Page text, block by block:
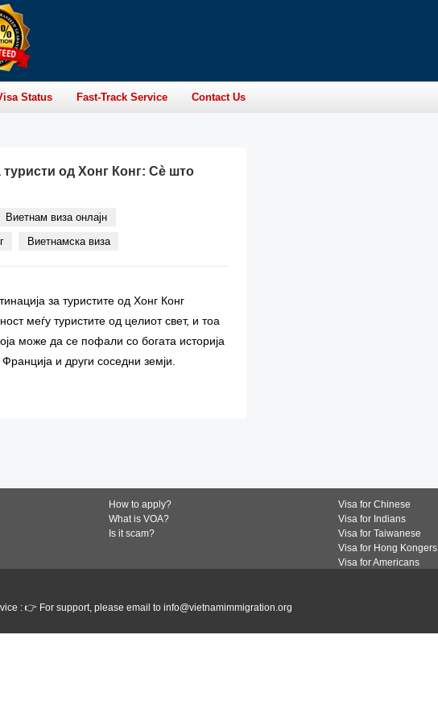
Status Fast-Track Service Contact Us
туристи од Хонг Конг: Сè што
Виетнам виза онлајн
Виетнамска виза
за туристите од Хонг Конг
меѓу туристите од целиот свет, и тоа
може да се пофали со богата историја
и други соседни земји.
How to apply?
What is VOA?
Is it scam?
Visa for Chinese
Visa for Indians
Visa for Taiwanese
Visa for Hong Kongers
Visa for Americans
: 👉 For support, please email to info@vietnamimmigration.org